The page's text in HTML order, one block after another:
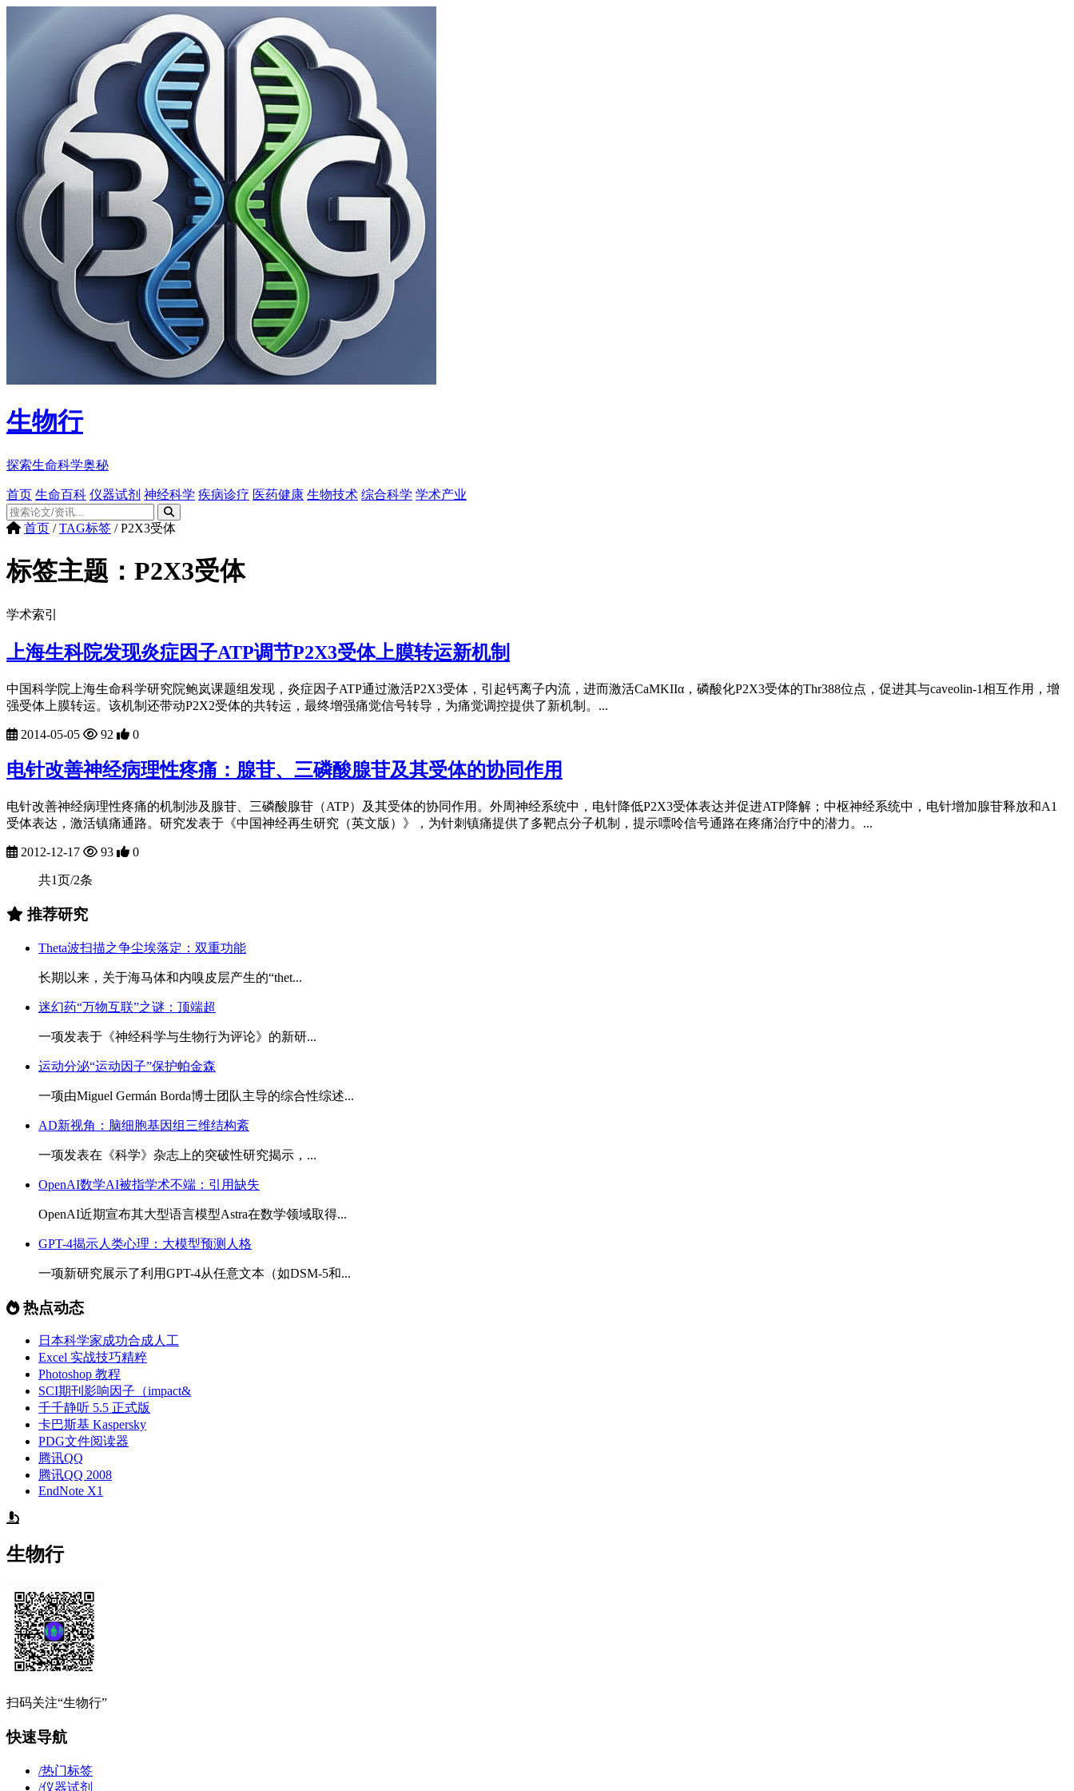
生物行
探索生命科学奥秘
首页 生命百科 仪器试剂 神经科学 疾病诊疗 医药健康 生物技术 综合科学 学术产业
首页 / TAG标签 / P2X3受体
标签主题： P2X3受体
学术索引
上海生科院发现炎症因子ATP调节P2X3受体上膜转运新机制
中国科学院上海生命科学研究院鲍岚课题组发现，炎症因子ATP通过激活P2X3受体，引起钙离子内流，进而激活CaMKIIα，磷酸化P2X3受体的Thr388位点，促进其与caveolin-1相互作用，增
强受体上膜转运。该机制还带动P2X2受体的共转运，最终增强痛觉信号转导，为痛觉调控提供了新机制。...
2014-05-05 92 0
电针改善神经病理性疼痛：腺苷、三磷酸腺苷及其受体的协同作用
电针改善神经病理性疼痛的机制涉及腺苷、三磷酸腺苷（ATP）及其受体的协同作用。外周神经系统中，电针降低P2X3受体表达并促进ATP降解；中枢神经系统中，电针增加腺苷释放和A1
受体表达，激活镇痛通路。研究发表于《中国神经再生研究（英文版）》，为针刺镇痛提供了多靶点分子机制，提示嘌呤信号通路在疼痛治疗中的潜力。...
2012-12-17 93 0
共1页/2条
推荐研究
Theta波扫描之争尘埃落定：双重功能
长期以来，关于海马体和内嗅皮层产生的“thet...
迷幻药“万物互联”之谜：顶端超
一项发表于《神经科学与生物行为评论》的新研...
运动分泌“运动因子”保护帕金森
一项由Miguel Germán Borda博士团队主导的综合性综述...
AD新视角：脑细胞基因组三维结构紊
一项发表在《科学》杂志上的突破性研究揭示，...
OpenAI数学AI被指学术不端：引用缺失
OpenAI近期宣布其大型语言模型Astra在数学领域取得...
GPT-4揭示人类心理：大模型预测人格
一项新研究展示了利用GPT-4从任意文本（如DSM-5和...
热点动态
日本科学家成功合成人工
Excel 实战技巧精粹
Photoshop 教程
SCI期刊影响因子（impact&
千千静听 5.5 正式版
卡巴斯基 Kaspersky
PDG文件阅读器
腾讯QQ
腾讯QQ 2008
EndNote X1
生物行
扫码关注“生物行”
快速导航
/热门标签
/仪器试剂